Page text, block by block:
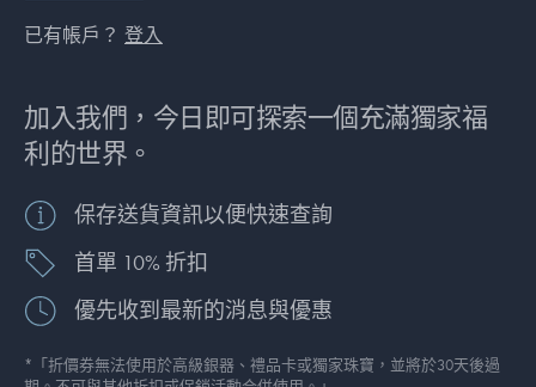
已有帳戶？ 登入
加入我們，今日即可探索一個充滿獨家福
利的世界。
保存送貨資訊以便快速查詢
首單 10% 折扣
優先收到最新的消息與優惠
*「折價券無法使用於高級銀器、禮品卡或獨家珠寶，並將於30天後過